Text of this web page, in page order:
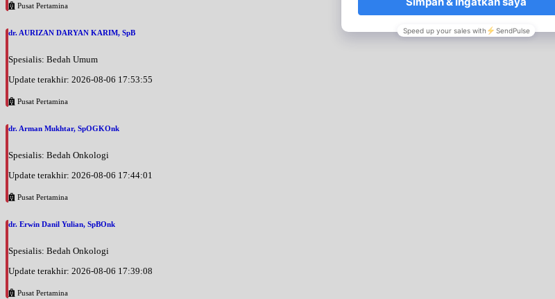
Pusat Pertamina
dr. AURIZAN DARYAN KARIM, SpB
Spesialis: Bedah Umum
Update terakhir: 2026-08-06 17:53:55
Pusat Pertamina
dr. Arman Mukhtar, SpOGKOnk
Spesialis: Bedah Onkologi
Update terakhir: 2026-08-06 17:44:01
Pusat Pertamina
dr. Erwin Danil Yulian, SpBOnk
Spesialis: Bedah Onkologi
Update terakhir: 2026-08-06 17:39:08
Pusat Pertamina